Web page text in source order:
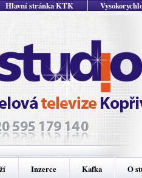
Hlavní stránka KTK
Inzerce Kafka O